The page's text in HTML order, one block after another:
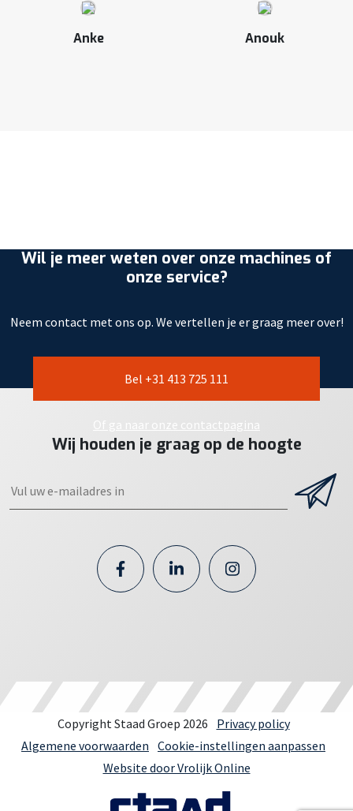
Anke Anouk
Wil je meer weten over onze machines of
onze service?
Neem contact met ons op. We vertellen je er graag meer over!
Bel +31 413 725 111
Of ga naar onze contactpagina
Wij houden je graag op de hoogte
Copyright Staad Groep 2026
Privacy policy
Algemene voorwaarden Cookie-instellingen aanpassen
Website door Vrolijk Online